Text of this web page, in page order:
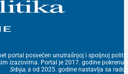
portal posvećen unutrašnjoj i spoljnoj
izazovima. Portal je 2017. godine
Srbija, a od 2025. godine nastavlja sa